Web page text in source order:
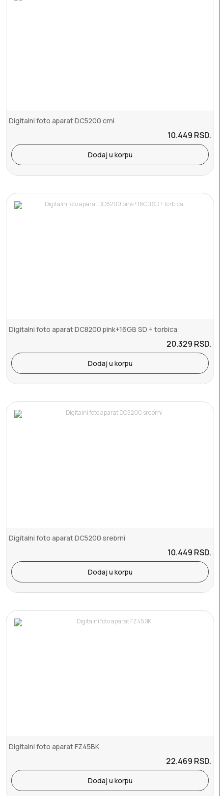
Digitalni foto aparat DC5200 crni
10.449 RSD.
Dodaj u korpu
Digitalni foto aparat DC8200 pink+16GB SD + torbica
20.329 RSD.
Dodaj u korpu
Digitalni foto aparat DC5200 srebrni
10.449 RSD.
Dodaj u korpu
Digitalni foto aparat FZ45BK
22.469 RSD.
Dodaj u korpu